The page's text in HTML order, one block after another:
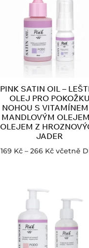
PINK SATIN OIL –
OLEJ PRO POKOŽKU
NOHOU S VITAMÍNEM
MANDLOVÝM
OLEJEM Z
JADER
169 Kč – 266 Kč včetně